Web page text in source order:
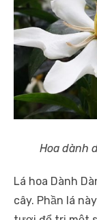
Hoa dành
Lá hoa Dành
cây. Phần lá